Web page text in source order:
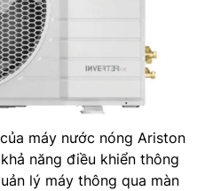
máy nước nóng Ariston
năng điều khiển thông
lý máy thông qua màn